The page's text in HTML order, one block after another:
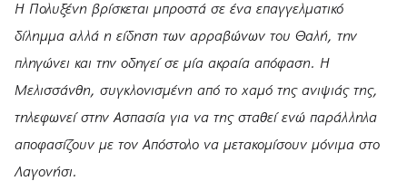
Η Πολυξένη βρίσκεται μπροστά σε ένα επαγγελματικό
δίλημμα αλλά η είδηση των αρραβώνων του Θαλή, την
πληγώνει και την οδηγεί σε μία ακραία απόφαση. Η
Μελισσάνθη, συγκλονισμένη από το χαμό της ανιψιάς της,
τηλεφωνεί στην Ασπασία για να της σταθεί ενώ παράλληλα
αποφασίζουν με τον Απόστολο να μετακομίσουν μόνιμα στο
Λαγονήσι.